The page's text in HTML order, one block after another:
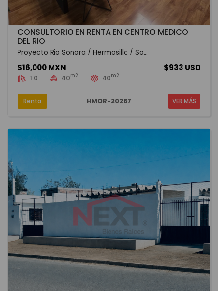
CONSULTORIO EN RENTA EN CENTRO MEDICO
DEL RIO
Proyecto Rio Sonora / Hermosillo / So...
$16,000 MXN $933 USD
1.0 40m2 40m2
Renta HMOR-20267 VER MÁS